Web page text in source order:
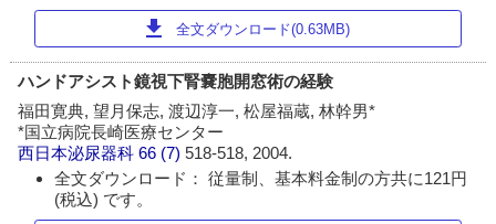
download 全文ダウンロード(0.63MB)
ハンドアシスト鏡視下腎嚢胞開窓術の経験
福田寛典, 望月保志, 渡辺淳一, 松屋福蔵, 林幹男*
*国立病院長崎医療センター
西日本泌尿器科 66 (7)518-518, 2004.
全文ダウンロード： 従量制、基本料金制の方共に121円
(税込) です。